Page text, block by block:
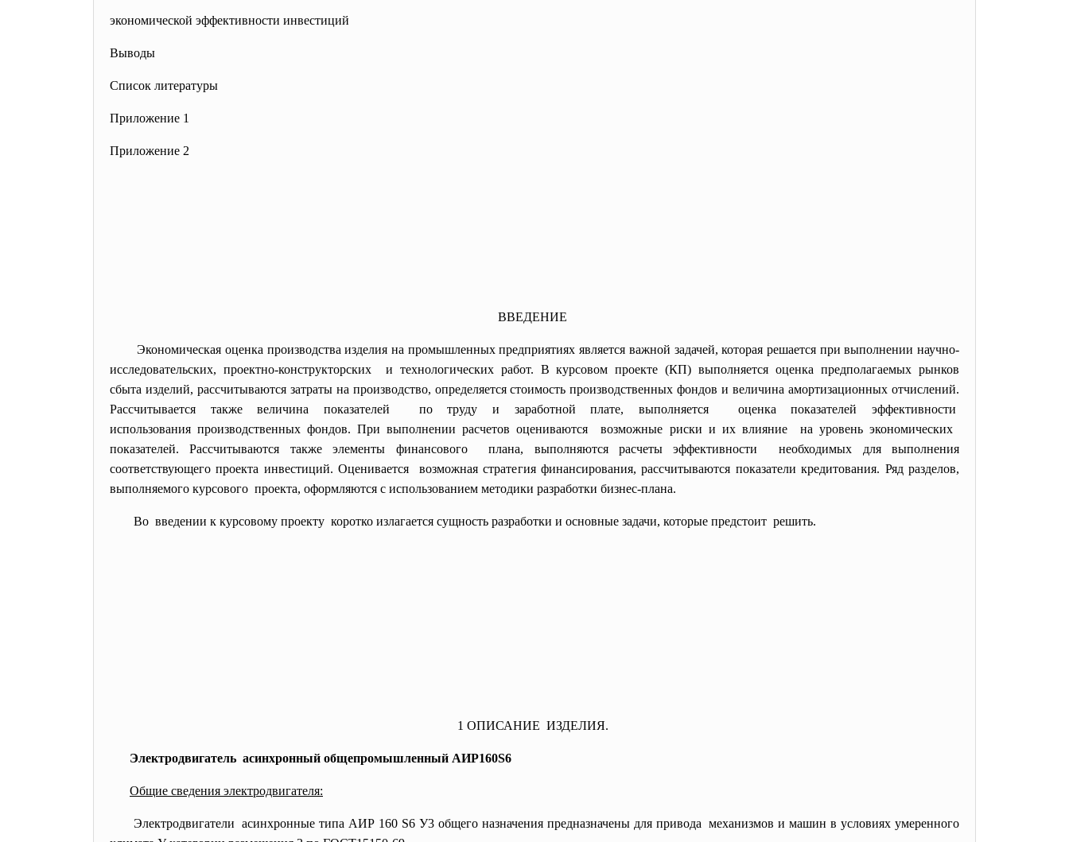
экономической эффективности инвестиций
Выводы
Список литературы
Приложение 1
Приложение 2
ВВЕДЕНИЕ
Экономическая оценка производства изделия на промышленных предприятиях является важной задачей, которая решается при выполнении научно-
исследовательских, проектно-конструкторских и технологических работ. В курсовом проекте (КП) выполняется оценка предполагаемых рынков
сбыта изделий, рассчитываются затраты на производство, определяется стоимость производственных фондов и величина амортизационных отчислений.
Рассчитывается также величина показателей по труду и заработной плате, выполняется оценка показателей эффективности
использования производственных фондов. При выполнении расчетов оцениваются возможные риски и их влияние на уровень экономических
показателей. Рассчитываются также элементы финансового плана, выполняются расчетыэффективности необходимых для выполнения
соответствующего проекта инвестиций. Оценивается возможная стратегия финансирования, рассчитываются показатели кредитования. Ряд разделов,
выполняемого курсового проекта, оформляются с использованием методики разработки бизнес-плана.
Во введении к курсовому проекту коротко излагается сущность разработки и основные задачи, которые предстоит решить.
1 ОПИСАНИЕ ИЗДЕЛИЯ.
Электродвигатель асинхронный общепромышленный АИР160S6
Общие сведения электродвигателя:
Электродвигатели асинхронные типа АИР 160 S6 У3 общего назначения предназначены для привода механизмов и машин в условиях умеренного